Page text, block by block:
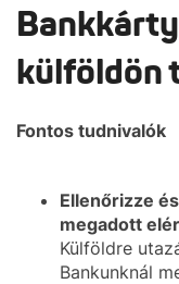
külföldön
Fontos tudnivalók
Ellenőrizze
megadott
Külföldre
Bankunknál